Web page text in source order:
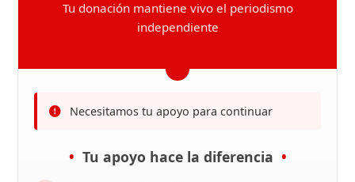
Tu donación mantiene vivo el periodismo
independiente
Necesitamos tu apoyo para continuar
Tu apoyo hace la diferencia